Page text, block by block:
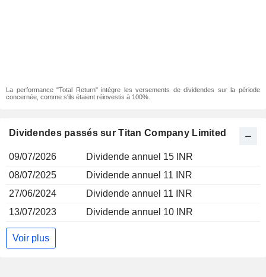
La performance "Total Return" intègre les versements de dividendes sur la période
concernée, comme s'ils étaient réinvestis à 100%.
Dividendes passés sur Titan Company Limited
09/07/2026
Dividende annuel 15 INR
08/07/2025
Dividende annuel 11 INR
27/06/2024
Dividende annuel 11 INR
13/07/2023
Dividende annuel 10 INR
Voir plus